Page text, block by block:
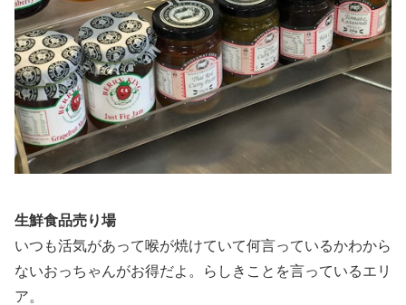
生鮮食品売り場
いつも活気があって喉が焼けていて何言っているかわから
ないおっちゃんがお得だよ。らしきことを言っているエリ
ア。